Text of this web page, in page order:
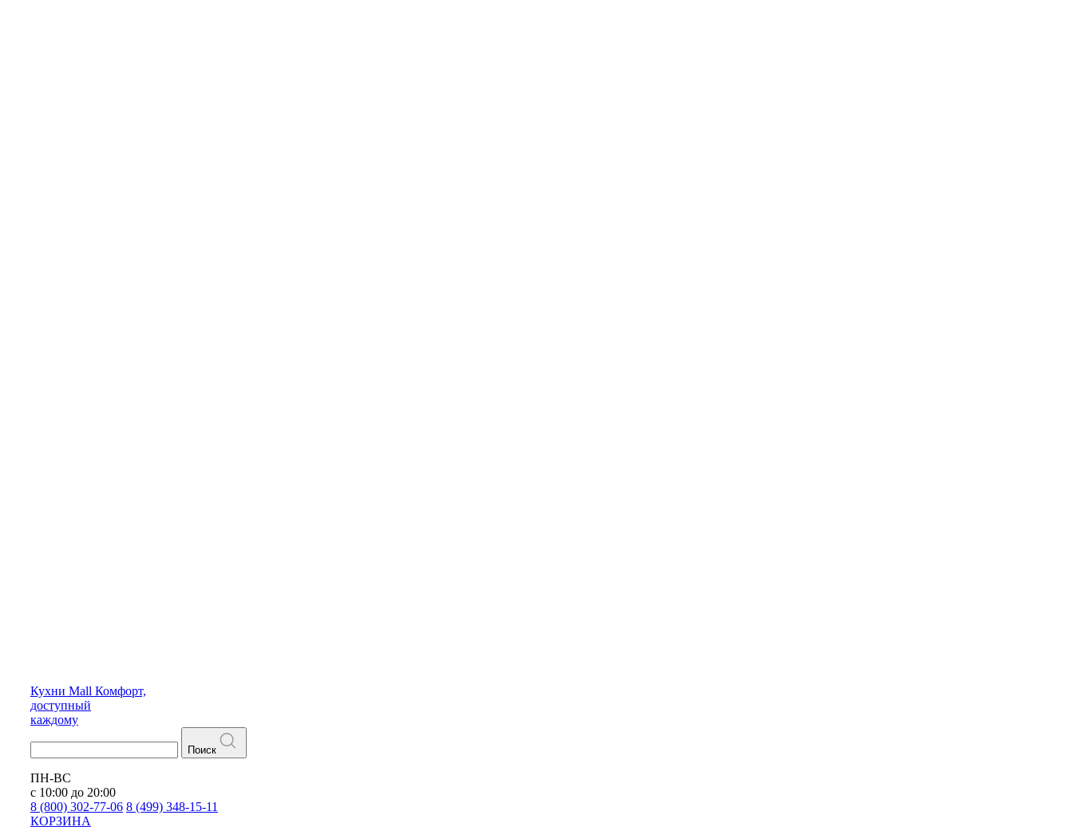
Кухни Mall Комфорт,
доступный
каждому
Поиск
ПН-ВС
с 10:00 до 20:00
8 (800) 302-77-06 8 (499) 348-15-11
КОРЗИНА